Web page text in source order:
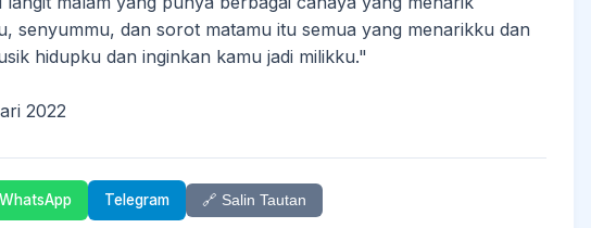
senyummu, dan sorot matamu itu semua yang menarikku dan
hidupku dan inginkan kamu jadi milikku."
2022
WhatsApp Telegram 🔗 Salin Tautan